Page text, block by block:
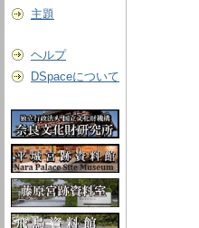
主題
ヘルプ
DSpaceについて